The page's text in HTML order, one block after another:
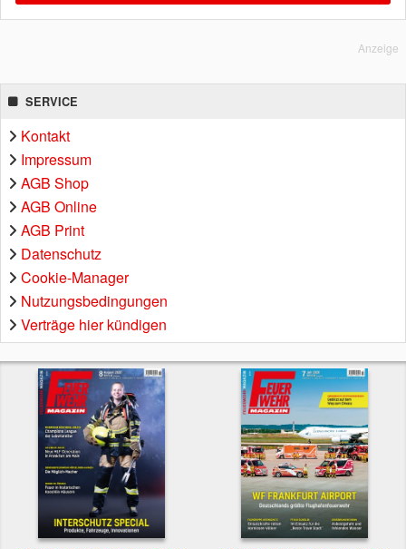
Anzeige
SERVICE
Kontakt
Impressum
AGB Shop
AGB Online
AGB Print
Datenschutz
Cookie-Manager
Nutzungsbedingungen
Verträge hier kündigen